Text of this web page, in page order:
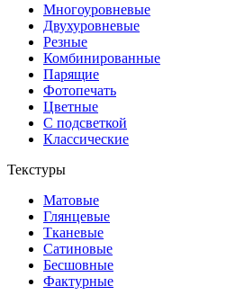
Многоуровневые
Двухуровневые
Резные
Комбинированные
Парящие
Фотопечать
Цветные
С подсветкой
Классические
Текстуры
Матовые
Глянцевые
Тканевые
Сатиновые
Бесшовные
Фактурные